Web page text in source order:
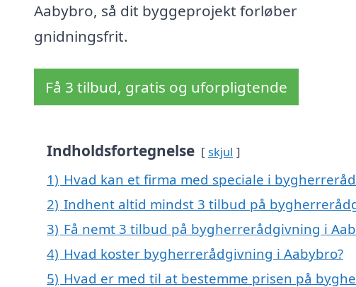
Aabybro, så dit byggeprojekt forløber
gnidningsfrit.
Få 3 tilbud, gratis og uforpligtende
Indholdsfortegnelse skjul
1) Hvad kan et firma med speciale i
2) Indhent altid mindst 3 tilbud på
3) Få nemt 3 tilbud på bygherrerådgivning i
4) Hvad koster bygherrerådgivning i Aabybro?
5) Hvad er med til at bestemme prisen på